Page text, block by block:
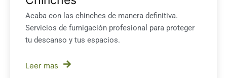
Acaba con las chinches de manera definitiva.
Servicios de fumigación profesional para proteger
tu descanso y tus espacios.
Leer mas